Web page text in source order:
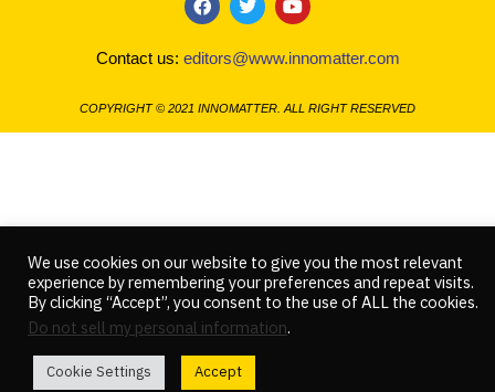
F
a
c
e
o
o
k
T
w
i
t
e
r
Y
o
u
t
b
e
Contact us: editors@www.innomatter.com
COPYRIGHT © 2021 INNOMATTER. ALL RIGHT RESERVED
We use cookies on our website to give you the most relevant
experience by remembering your preferences and repeat visits.
By clicking “Accept”, you consent to the use of ALL the cookies.
Do not sell my personal information.
Cookie Settings Accept